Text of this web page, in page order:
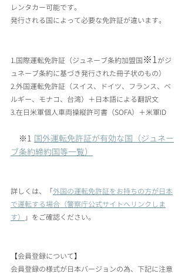
レンタカー可能です。
発行される国によって必要な免許証が違います。
1.国際運転免許証（ジュネーブ条約加盟国※1がジ
ュネーブ条約に基づき発行された冊子状のもの）
2.外国運転免許証（スイス、ドイツ、フランス、ベ
ルギー、モナコ、台湾）＋日本語による翻訳文
3.在日米軍個人車両操縦許可書（SOFA）＋米軍ID
国外運転免許証が有効な国（ジュネー
ブ条約締約国等一覧）
詳しくは、「外国の運転免許証をお持ちの方が日本
で運転する場合（警察庁公式サイトへリンクしま
す）
」をご確認ください。
【会員登録について】
会員登録の様式が日本バージョンの為、下記に注意